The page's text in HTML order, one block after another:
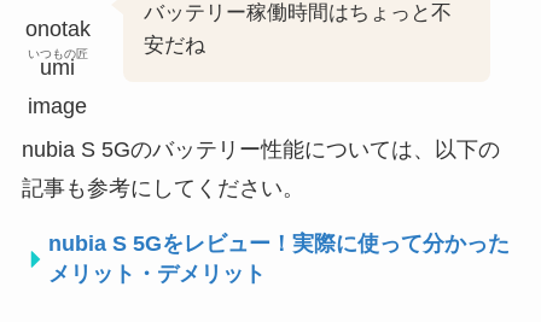
いつもの匠
バッテリー稼働時間はちょっと不
安だね
nubia S 5Gのバッテリー性能については、以下の
記事も参考にしてください。
nubia S 5Gをレビュー！実際に使って分かった
メリット・デメリット